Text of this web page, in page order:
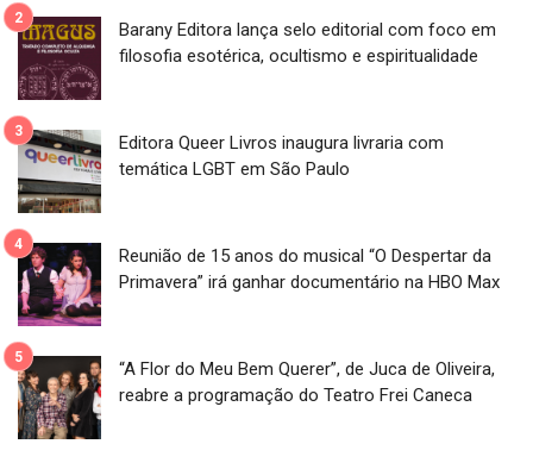
Barany Editora lança selo editorial com foco em
filosofia esotérica, ocultismo e espiritualidade
Editora Queer Livros inaugura livraria com
temática LGBT em São Paulo
Reunião de 15 anos do musical “O Despertar da
Primavera” irá ganhar documentário na HBO Max
“A Flor do Meu Bem Querer”, de Juca de Oliveira,
reabre a programação do Teatro Frei Caneca